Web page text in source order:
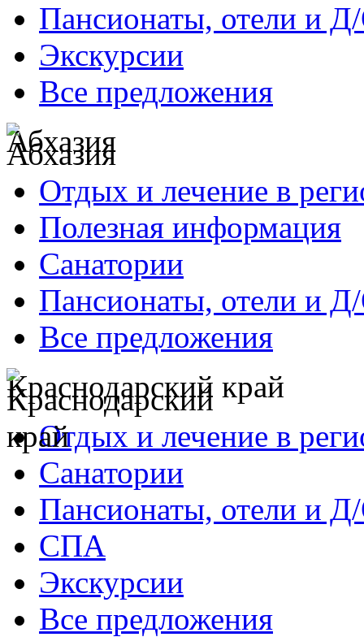
Пансионаты, отели и
Экскурсии
Все предложения
Абхазия
Отдых и лечение в
Полезная информация
Санатории
Пансионаты, отели и
Все предложения
Краснодарский край
Отдых и лечение в
Санатории
Пансионаты, отели и
СПА
Экскурсии
Все предложения